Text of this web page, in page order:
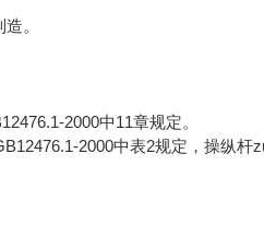
。
2000中11章规定。
2000中表2规定，操纵杆